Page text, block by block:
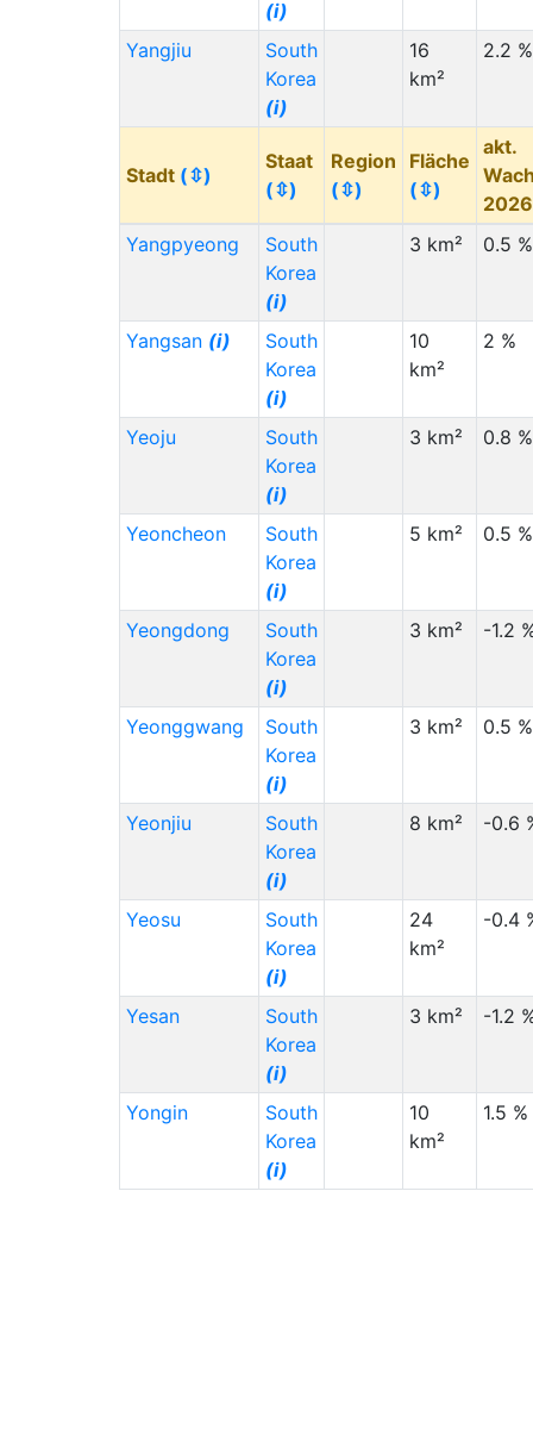
(i)
Yangjiu
South
Korea
(i)
16
km²
2.2 %
Stadt (⇳)
Staat
(⇳)
Region
(⇳)
Fläche
(⇳)
akt.
Yangpyeong
South
Korea
(i)
3 km² 0.5 %
Yangsan (i)
South
Korea
(i)
10
km²
2 %
Yeoju
South
Korea
(i)
3 km² 0.8 %
Yeoncheon
South
Korea
(i)
5 km² 0.5 %
Yeongdong
South
Korea
(i)
3 km² -1.2
Yeonggwang
South
Korea
(i)
3 km² 0.5 %
Yeonjiu
South
Korea
(i)
8 km² -0.6
Yeosu
South
Korea
(i)
24
km²
-0.4
Yesan
South
Korea
(i)
3 km² -1.2
Yongin
South
Korea
(i)
10
km²
1.5 %